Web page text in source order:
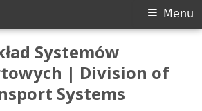
Systemów
| Division of
Systems
Menu